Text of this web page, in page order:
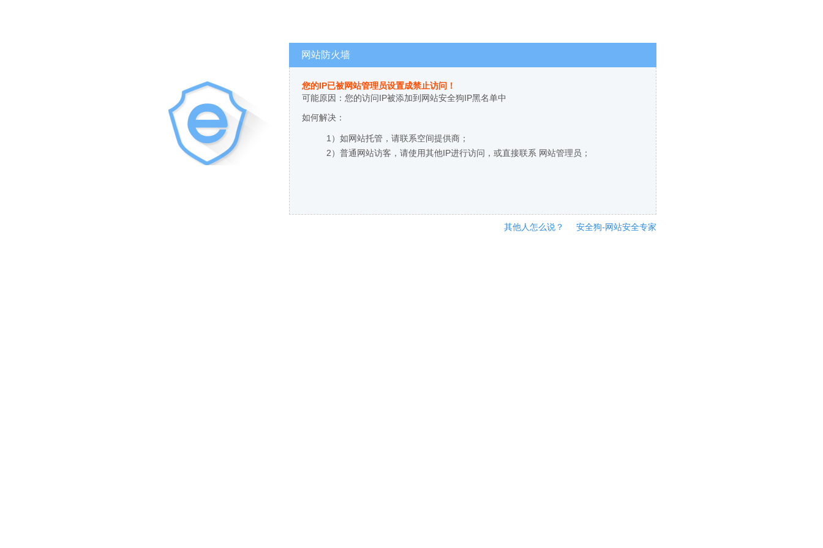
网站防火墙
您的IP已被网站管理员设置成禁止访问！
可能原因：您的访问IP被添加到网站安全狗IP黑名单中
如何解决：
1）如网站托管，请联系空间提供商；
2）普通网站访客，请使用其他IP进行访问，或直接联系 网站管理员；
其他人怎么说？ 安全狗-网站安全专家